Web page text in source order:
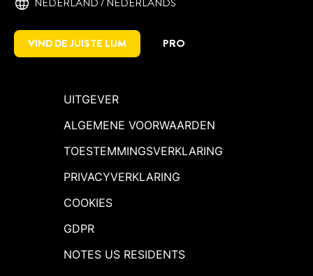
VIND DE JUISTE LIJM PRO
UITGEVER
ALGEMENE VOORWAARDEN
TOESTEMMINGSVERKLARING
PRIVACYVERKLARING
COOKIES
GDPR
NOTES US RESIDENTS